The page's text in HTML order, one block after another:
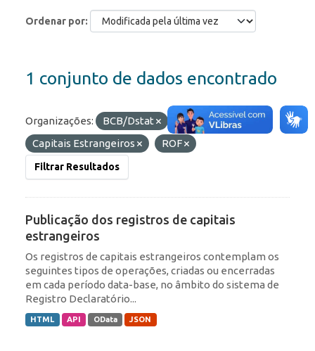
Ordenar por
1 conjunto de dados encontrado
Organizações: BCB/Dstat
Etiquetas:
Capitais Estrangeiros
ROF
Filtrar Resultados
Publicação dos registros de capitais
estrangeiros
Os registros de capitais estrangeiros contemplam os
seguintes tipos de operações, criadas ou encerradas
em cada período data-base, no âmbito do sistema de
Registro Declaratório...
HTML API OData JSON